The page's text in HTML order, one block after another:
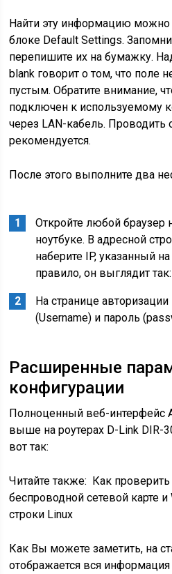
Найти эту информацию можно
блоке Default Settings.
перепишите их на бумажку.
blank говорит о том, что поле
пустым. Обратите внимание,
подключен к используемому
через LAN-кабель. Проводить
рекомендуется.
После этого выполните два
Откройте любой браузер
ноутбуке. В адресной
наберите IP, указанный
правило, он выглядит
На странице
(Username) и пароль
Расширенные
конфигурации
Полноценный веб-интерфейс
выше на роутерах D-Link DIR-
вот так:
Читайте также: Как
беспроводной сетевой карте
строки Linux
Как Вы можете заметить, на
отображается вся информация